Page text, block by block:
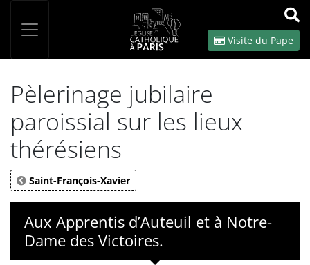
OK
Visite du Pape
Pèlerinage jubilaire
paroissial sur les lieux
thérésiens
Saint-François-Xavier
Aux Apprentis d’Auteuil et à Notre-
Dame des Victoires.
Panneau de gestion des cookies